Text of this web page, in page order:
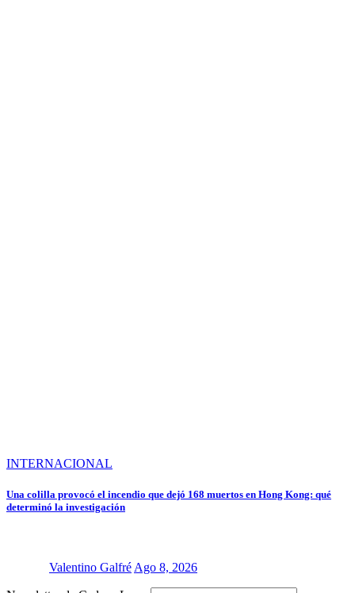
INTERNACIONAL
Una colilla provocó el incendio que dejó 168 muertos en Hong Kong: qué
determinó la investigación
Valentino Galfré Ago 8, 2026